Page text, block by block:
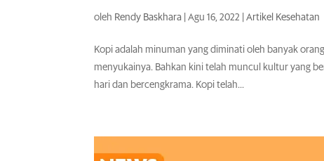
oleh Rendy Baskhara |Agu 16, 2022 |Artikel Kesehatan
Kopi adalah minuman yang diminati oleh banyak
menyukainya. Bahkan kini telah muncul kultur yang
hari dan bercengkrama. Kopi telah...